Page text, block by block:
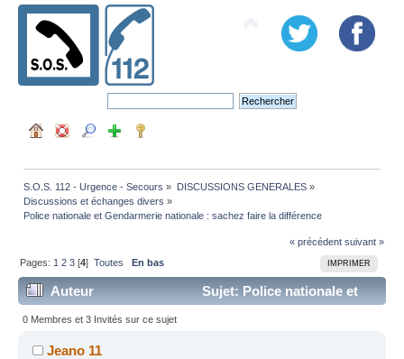
S.O.S. 112 - Urgence - Secours » DISCUSSIONS GENERALES»
Discussions et échanges divers »
Police nationale et Gendarmerie nationale : sachez faire la différence
« précédent suivant »
IMPRIMER
Pages: 1 2 3 [4]Toutes En bas
Auteur
Sujet: Police nationale et
Gendarmerie nationale : sachez faire la différence (Lu
182803 fois)
0 Membres et 3 Invités sur ce sujet
Jeano 11